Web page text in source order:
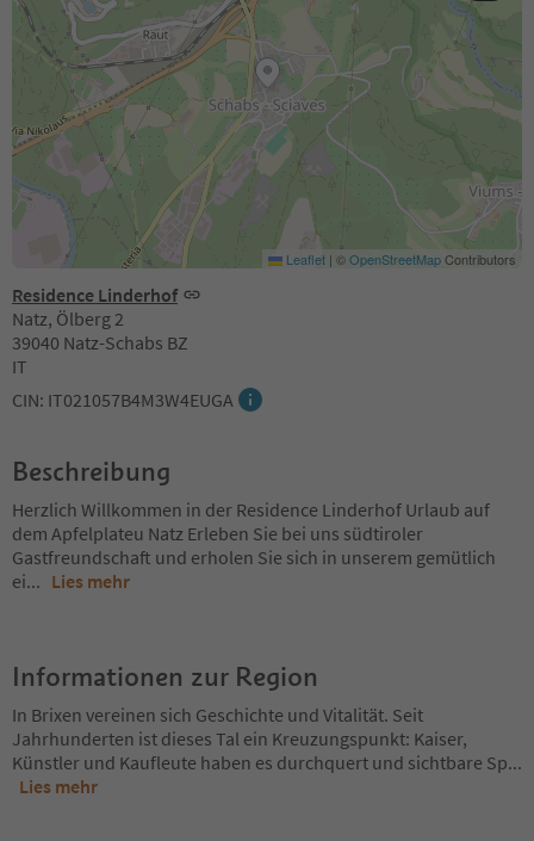
Residence Linderhof
Natz, Ölberg 2
39040 Natz-Schabs BZ
IT
CIN: IT021057B4M3W4EUGA
Leaflet | ©OpenStreetMapContributors
Beschreibung
Herzlich Willkommen in der Residence Linderhof Urlaub auf
dem Apfelplateu Natz Erleben Sie bei uns südtiroler
Gastfreundschaft und erholen Sie sich in unserem gemütlich
ei... Lies mehr
Informationen zur Region
In Brixen vereinen sich Geschichte und Vitalität. Seit
Jahrhunderten ist dieses Tal ein Kreuzungspunkt: Kaiser,
Künstler und Kaufleute haben es durchquert und sichtbare Sp...
Lies mehr